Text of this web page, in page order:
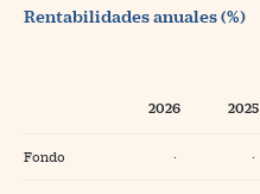
Rentabilidades anuales (%)
2026 2025
Fondo · ·